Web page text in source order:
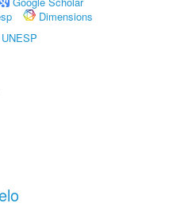
Dimensions